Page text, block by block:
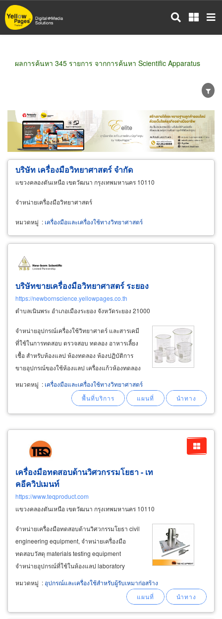
ข้าม
ไป
ผลการค้นหา 345 รายการ จากการค้นหา Scientific Apparatus
ขายส่ง ขายปลีก ผู้ผลิต
ตัวแทนจัดจำหน่าย
ผู้ส่งออก/นำเข้า
ธุรกิจบริการ
บริษัท เครื่องมือวิทยาศาสตร์ จำกัด
แขวงคลองตันเหนือ เขตวัฒนา กรุงเทพมหานคร 10110
จำหน่ายเครื่องมือวิทยาศาสตร์
หมวดหมู่ : เครื่องมือและเครื่องใช้ทางวิทยาศาสตร์
บริษัทขายเครื่องมือวิทยาศาสตร์ ระยอง
https://newbornscience.yellowpages.co.th
ตำบลเนินพระ อำเภอเมืองระยอง จังหวัดระยอง 21000
จำหน่ายอุปกรณ์เครื่องใช้วิทยาศาตร์ และสารเคมี
ที่ใช้ในการทดสอบ ตรวจสอบ ทดลอง อาหารเลี้ยง
เชื้อ สำหรับห้องแลป ห้องทดลอง ห้องปฏิบัติการ
ขายอุปกรณ์ของใช้ห้องแลป เครื่องแก้วห้องทดลอง
เครื่องแก้วในห้องปฏิบัติการ (laboratory
glassware), สารเคมี อาหารเลี้ยงเชื้อ (culture
medium) เพาะเลี้ยงจุลินทรีย์
หมวดหมู่ : เครื่องมือและเครื่องใช้ทางวิทยาศาสตร์
เครื่องมือทดสอบด้านวิศวกรรมโยธา - เท
คอีควิปเมนท์
https://www.teqproduct.com
แขวงคลองตันเหนือ เขตวัฒนา กรุงเทพมหานคร 10110
จำหน่ายเครื่องมือทดสอบด้านวิศวกรรมโยธา civil
engineering equipment, จำหน่ายเครื่องมือ
ทดสอบวัสดุ materials testing equipment
จำหน่ายอุปกรณ์ที่ใช้ในห้องแลป laboratory
scientific
instrument เราเป็นผู้แทน
วิศวกรรมโยธา civil engineering equipment,
เครื่องมือทดสอบวัสดุ
หมวดหมู่ : อุปกรณ์และเครื่องใช้สำหรับผู้รับเหมาก่อสร้าง